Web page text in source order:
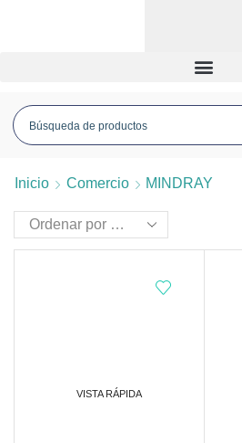
Inicio Comercio MINDRAY
VISTA RÁPIDA